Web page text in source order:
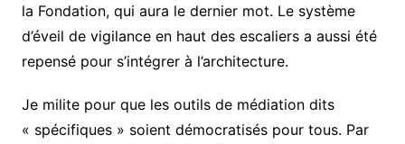
la Fondation, qui aura le dernier mot. Le système
d’éveil de vigilance en haut des escaliers a aussi été
repensé pour s’intégrer à l’architecture.
Je milite pour que les outils de médiation dits
« spécifiques » soient démocratisés pour tous. Par